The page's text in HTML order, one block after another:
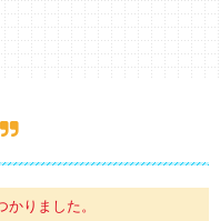
かりました。